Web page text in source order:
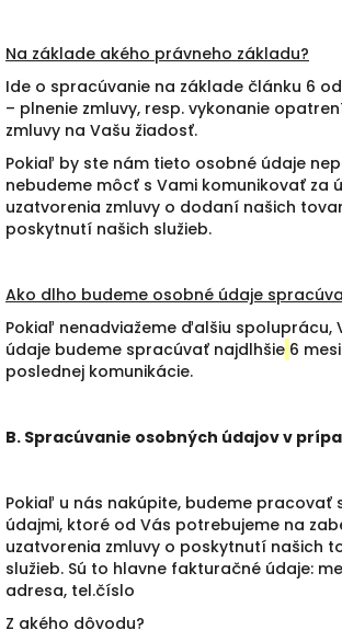
Na základe akého právneho základu?
Ide o spracúvanie na základe článku 6
– plnenie zmluvy, resp. vykonanie
zmluvy na Vašu žiadosť.
Pokiaľ by ste nám tieto osobné údaje
nebudeme môcť s Vami komunikovať za
uzatvorenia zmluvy o dodaní našich
poskytnutí našich služieb.
Ako dlho budeme osobné údaje
Pokiaľ nenadviažeme ďalšiu spoluprácu,
údaje budeme spracúvať najdlhšie 6
poslednej komunikácie.
B. Spracúvanie osobných údajov v
Pokiaľ u nás nakúpite, budeme pracovať
údajmi, ktoré od Vás potrebujeme na
uzatvorenia zmluvy o poskytnutí našich
služieb. Sú to hlavne fakturačné údaje:
adresa, tel.číslo
Z akého dôvodu?